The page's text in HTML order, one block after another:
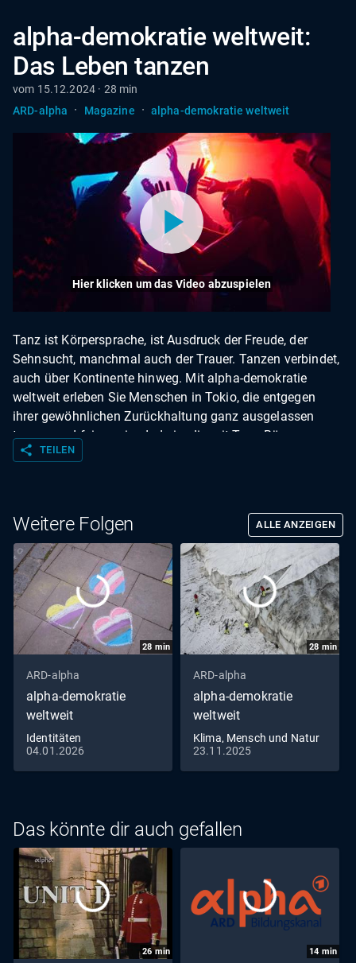
alpha-demokratie weltweit:
Das Leben tanzen
vom 15.12.2024 · 28 min
ARD-alpha
· Magazine · alpha-demokratie weltweit
Hier klicken um das Video abzuspielen
Tanz ist Körpersprache, ist Ausdruck der Freude, der
Sehnsucht, manchmal auch der Trauer. Tanzen verbindet,
auch über Kontinente hinweg. Mit alpha-demokratie
weltweit erleben Sie Menschen in Tokio, die entgegen
ihrer gewöhnlichen Zurückhaltung ganz ausgelassen
tanzen und feiern, eine Inderin, die mit Tanz Bäume
beschwört, eine Rentnerin, die mit 85 in Tanz-Clubs noch
share TEILEN
Weitere Folgen ALLE ANZEIGEN
28 min
ARD-alpha
alpha-demokratie
weltweit
Identitäten
04.01.2026
28 min
ARD-alpha
alpha-demokratie
weltweit
Klima, Mensch und Natur
23.11.2025
Das könnte dir auch gefallen
26min 14 min